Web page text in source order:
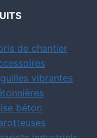
de chantier
vibrantes
béton